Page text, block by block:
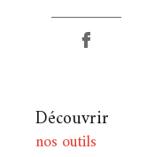
découvrir
nos outils